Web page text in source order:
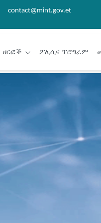
contact@mint.gov.et
ዘርፎች ፖሊሲና ፕሮግራም